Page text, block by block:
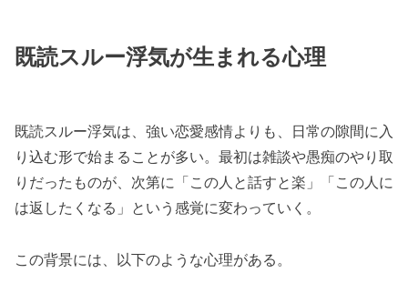
既読スルー浮気が生まれる心理
既読スルー浮気は、強い恋愛感情よりも、日常の隙間に入
り込む形で始まることが多い。最初は雑談や愚痴のやり取
りだったものが、次第に「この人と話すと楽」「この人に
は返したくなる」という感覚に変わっていく。
この背景には、以下のような心理がある。